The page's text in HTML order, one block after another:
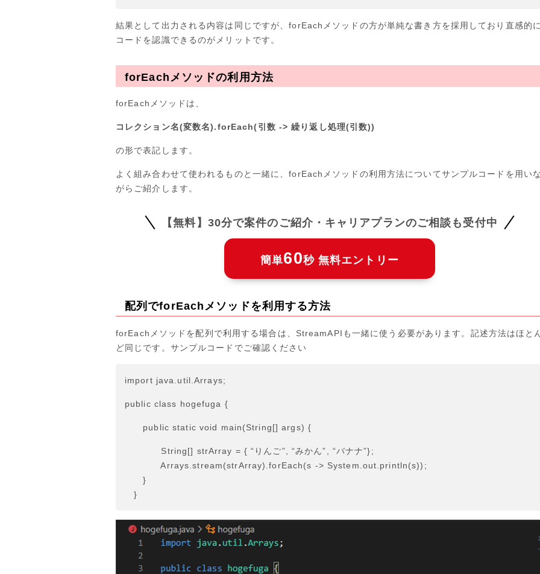
結果として出力される内容は同じですが、forEachメソッドの方が単純な書き方を採用しており直感的
コードを認識できるのがメリットです。
forEachメソッドの利用方法
forEachメソッドは、
コレクション名(変数名).forEach(引数 -> 繰り返し処理(引数))
の形で表記します。
よく組み合わせて使われるものと一緒に、forEachメソッドの利用方法についてサンプルコードを用い
がらご紹介します。
【無料】30分で案件のご紹介・キャリアプランのご相談も受付中
簡単60秒 無料エントリー
配列でforEachメソッドを利用する方法
forEachメソッドを配列で利用する場合は、StreamAPIも一緒に使う必要があります。記述方法はほと
ど同じです。サンプルコードでご確認ください
import java.util.Arrays;
public class hogefuga {
public static void main(String[] args) {
String[] strArray = { “りんご”, “みかん”, “バナナ”};
Arrays.stream(strArray).forEach(s -> System.out.println(s));
}
}